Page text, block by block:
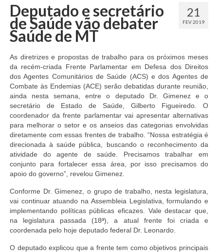
Filie-se
Convenções
Contribuições
Contribuição Assistencial
Doc. Publicados
Notícias
Contato
21
FEV 2019
Deputado e secretário
de Saúde vão debater
Saúde de MT
As diretrizes e propostas de trabalho para os próximos meses
da recém-criada Frente Parlamentar em Defesa dos Direitos
dos Agentes Comunitários de Saúde (ACS) e dos Agentes de
Combate às Endemias (ACE) serão debatidas durante reunião,
ainda nesta semana, entre o deputado Dr. Gimenez e o
secretário de Estado de Saúde, Gilberto Figueiredo. O
coordenador da frente parlamentar vai apresentar alternativas
para melhorar o setor e os anseios das categorias envolvidas
diretamente com essas frentes de trabalho. “Nossa estratégia é
direcionada à saúde pública, buscando o reconhecimento da
atividade do agente de saúde. Precisamos trabalhar em
conjunto para fortalecer essa área, por isso precisamos do
apoio do governo”, revelou Gimenez.
Conforme Dr. Gimenez, o grupo de trabalho, nesta legislatura,
vai continuar atuando na Assembleia Legislativa, formulando e
implementando políticas públicas eficazes. Vale destacar que,
na legislatura passada (18ª), a atual frente foi criada e
coordenada pelo hoje deputado federal Dr. Leonardo.
O deputado explicou que a frente tem como objetivos principais